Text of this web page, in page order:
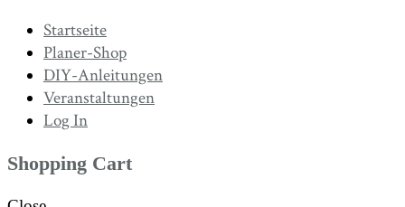
Startseite
Planer-Shop
DIY-Anleitungen
Veranstaltungen
Log In
Shopping Cart